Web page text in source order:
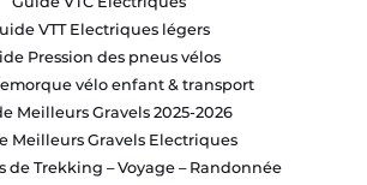
VTT Electriques légers
Pression des pneus vélos
vélo enfant & transport
Meilleurs Gravels 2025-2026
Meilleurs Gravels Electriques
de Trekking – Voyage – Randonnée